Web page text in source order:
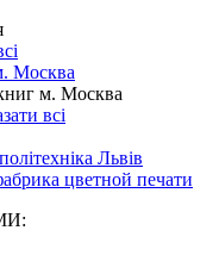
Москва
м. Москва
всі
Львів
цветной печати